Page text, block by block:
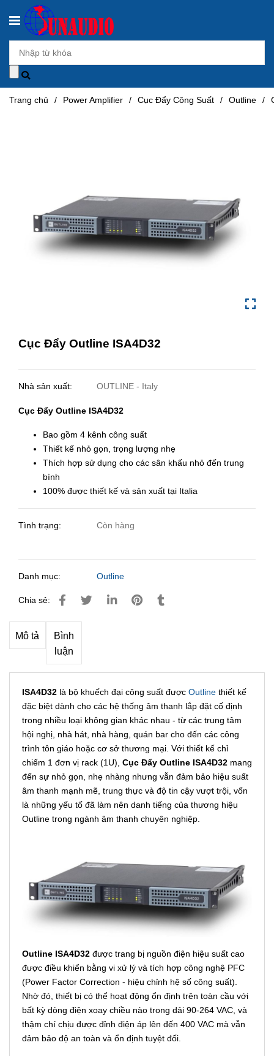
Trang chủ / Power Amplifier / Cục Đẩy Công Suất / Outline /
Cục Đẩy Outline ISA4D32
Nhà sản xuất: OUTLINE - Italy
Cục Đẩy Outline ISA4D32
Bao gồm 4 kênh công suất
Thiết kế nhỏ gọn, trọng lượng nhẹ
Thích hợp sử dụng cho các sân khấu nhỏ đến trung
bình
100% được thiết kế và sản xuất tại Italia
Tình trạng: Còn hàng
Danh mục: Outline
Chia sẻ:
Mô tả
Bình
luận
ISA4D32 là bộ khuếch đại công suất được Outline thiết kế
đặc biệt dành cho các hệ thống âm thanh lắp đặt cố định
trong nhiều loại không gian khác nhau - từ các trung tâm
hội nghị, nhà hát, nhà hàng, quán bar cho đến các công
trình tôn giáo hoặc cơ sở thương mại. Với thiết kế chỉ
chiếm 1 đơn vị rack (1U), Cục Đẩy Outline ISA4D32 mang
đến sự nhỏ gọn, nhẹ nhàng nhưng vẫn đảm bảo hiệu suất
âm thanh mạnh mẽ, trung thực và độ tin cậy vượt trội, vốn
là những yếu tố đã làm nên danh tiếng của thương hiệu
Outline trong ngành âm thanh chuyên nghiệp.
Outline ISA4D32 được trang bị nguồn điện hiệu suất cao
được điều khiển bằng vi xử lý và tích hợp công nghệ PFC
(Power Factor Correction - hiệu chỉnh hệ số công suất).
Nhờ đó, thiết bị có thể hoạt động ổn định trên toàn cầu với
bất kỳ dòng điện xoay chiều nào trong dải 90-264 VAC, và
thậm chí chịu được đỉnh điện áp lên đến 400 VAC mà vẫn
đảm bảo độ an toàn và ổn định tuyệt đối.